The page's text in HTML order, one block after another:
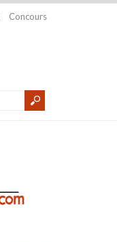
Concours